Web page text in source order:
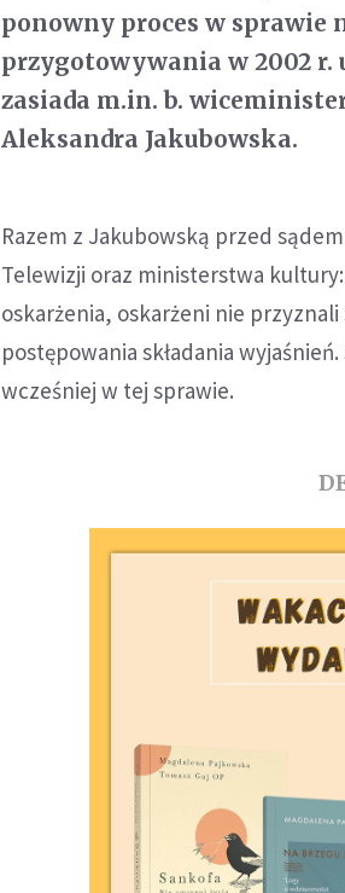
ponowny proces w sprawie
przygotowywania w 2002 r.
zasiada m.in. b.
Aleksandra Jakubowska.
Razem z Jakubowską przed
Telewizji oraz ministerstwa
oskarżenia, oskarżeni nie
postępowania składania
wcześniej w tej sprawie.